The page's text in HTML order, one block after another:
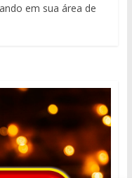
em sua área de